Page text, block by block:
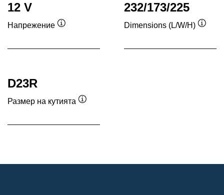
12 V
Напрежение
232/173/225
Dimensions (L/W/H)
D23R
Размер на кутията